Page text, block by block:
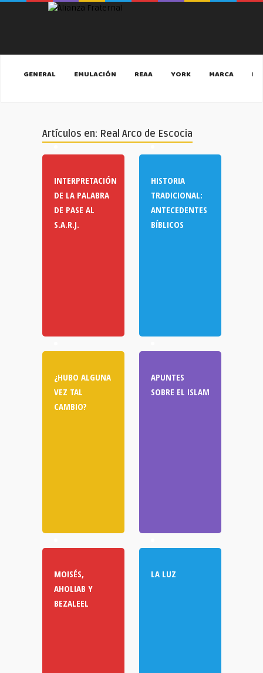
GENERAL EMULACIÓN REAA YORK MARCA
Artículos en: Real Arco de Escocia
INTERPRETACIÓN
DE LA PALABRA
DE PASE AL
S.A.R.J.
HISTORIA
TRADICIONAL:
ANTECEDENTES
BÍBLICOS
¿HUBO ALGUNA
VEZ TAL
CAMBIO?
APUNTES
SOBRE EL ISLAM
MOISÉS,
AHOLIAB Y
BEZALEEL
LA LUZ